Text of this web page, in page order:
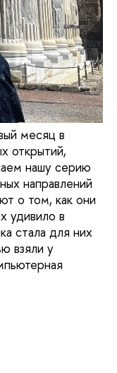
месяц в
открытий,
нашу серию
направлений
о том, как они
удивило в
стала для них
взяли у